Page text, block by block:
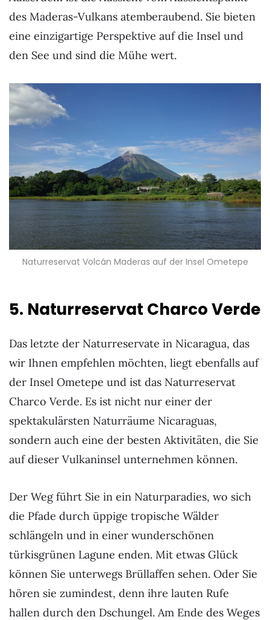
des Maderas-Vulkans atemberaubend. Sie bieten
eine einzigartige Perspektive auf die Insel und
den See und sind die Mühe wert.
Naturreservat Volcán Maderas auf der Insel Ometepe
5. Naturreservat Charco Verde
Das letzte der Naturreservate in Nicaragua, das
wir Ihnen empfehlen möchten, liegt ebenfalls auf
der Insel Ometepe und ist das Naturreservat
Charco Verde. Es ist nicht nur einer der
spektakulärsten Naturräume Nicaraguas,
sondern auch eine der besten Aktivitäten, die Sie
auf dieser Vulkaninsel unternehmen können.
Der Weg führt Sie in ein Naturparadies, wo sich
die Pfade durch üppige tropische Wälder
schlängeln und in einer wunderschönen
türkisgrünen Lagune enden. Mit etwas Glück
können Sie unterwegs Brüllaffen sehen. Oder Sie
hören sie zumindest, denn ihre lauten Rufe
hallen durch den Dschungel. Am Ende des Weges